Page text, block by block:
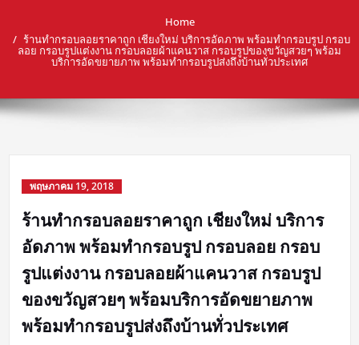
Home
ร้านทำกรอบลอยราคาถูก เชียงใหม่ บริการอัดภาพ พร้อมทำกรอบรูป กรอบ
ลอย กรอบรูปแต่งงาน กรอบลอยผ้าแคนวาส กรอบรูปของขวัญสวยๆ พร้อม
บริการอัดขยายภาพ พร้อมทำกรอบรูปส่งถึงบ้านทั่วประเทศ
พฤษภาคม 19, 2018
ร้านทำกรอบลอยราคาถูก เชียงใหม่ บริการ
อัดภาพ พร้อมทำกรอบรูป กรอบลอย กรอบ
รูปแต่งงาน กรอบลอยผ้าแคนวาส กรอบรูป
ของขวัญสวยๆ พร้อมบริการอัดขยายภาพ
พร้อมทำกรอบรูปส่งถึงบ้านทั่วประเทศ